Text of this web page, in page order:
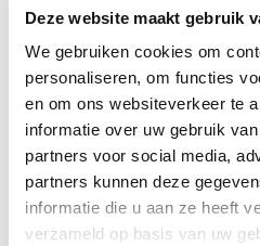
Deze website maakt gebruik
We gebruiken cookies om
personaliseren, om functies
en om ons websiteverkeer te
informatie over uw gebruik
partners voor social media,
partners kunnen deze
informatie die u aan ze heeft
verzameld op basis van uw
Liquefy